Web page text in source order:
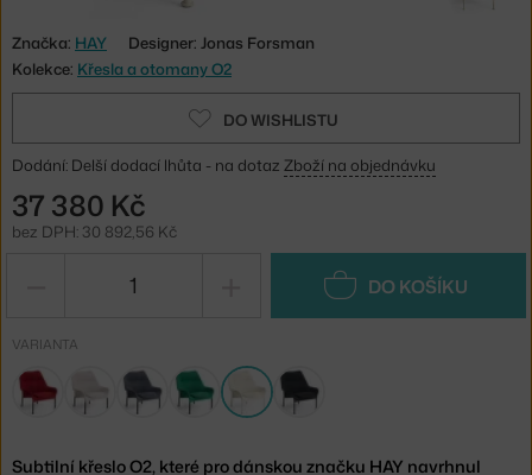
Značka: HAY
Designer: Jonas Forsman
Kolekce: Křesla a otomany O2
DO WISHLISTU
Dodání: Delší dodací lhůta - na dotaz Zboží na objednávku
37 380 Kč
bez DPH: 30 892,56 Kč
DO KOŠÍKU
VARIANTA
Subtilní křeslo O2, které pro dánskou značku HAY navrhnul